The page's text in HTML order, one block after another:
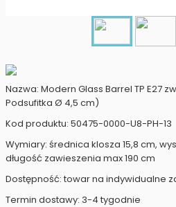
Nazwa: Modern Glass Barrel TP E27
Podsufitka Ø 4,5 cm)
Kod produktu: 50475-0000-U8-PH-13
Wymiary: średnica klosza 15,8 cm,
długość zawieszenia max 190 cm
Dostępność: towar na indywidualne
Termin dostawy: 3-4 tygodnie